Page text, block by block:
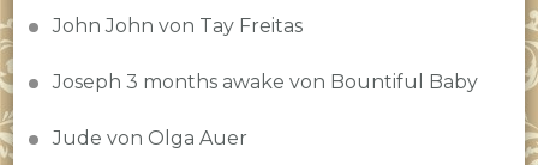
John John von Tay Freitas
Joseph 3 months awake von Bountiful Baby
Jude von Olga Auer